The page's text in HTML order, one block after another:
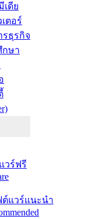
ดีย
ตอร์
ธุรกิจ
กษา
วร์ฟรี
แวร์แนะนำ